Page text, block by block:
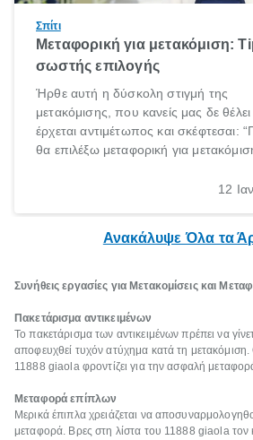
Σπίτι
Μεταφορική για μετακόμιση:
σωστής επιλογής
Ήρθε αυτή η δύσκολη στιγμή της
μετακόμισης, που κανείς μας δε
έρχεται αντιμέτωπος και σκέφτεσαι:
θα επιλέξω μεταφορική για
ξεκινάς τις απαραίτητες ετοιμασίες,
12
Ανακάλυψε Όλα τα
Συνήθεις εργασίες για Μετακομίσεις και
Πακετάρισμα αντικειμένων
Το πακετάρισμα των αντικειμένων πρέπει να
αποφευχθεί τυχόν ατύχημα κατά τη μετακόμιση.
11888 giaola φροντίζει για την ασφαλή
Μεταφορά επίπλων
Μερικά έπιπλα χρειάζεται να
μεταφορά. Βρες στη λίστα του 11888 giaola τον